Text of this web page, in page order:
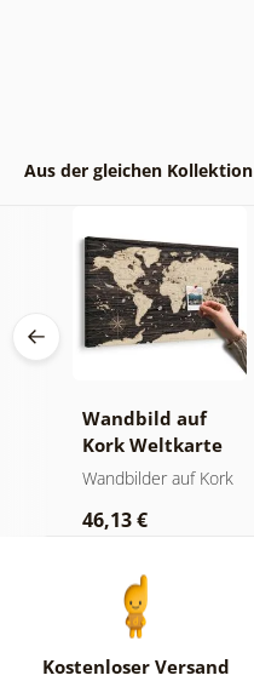
Aus der gleichen Kollektion
Wandbild auf
Kork Weltkarte
auf hölzernem
Wandbilder auf Kork
46,13 €
Kostenloser Versand